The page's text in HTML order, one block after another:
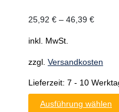
25,92 € – 46,39 €
inkl. MwSt.
zzgl. Versandkosten
Lieferzeit: 7 - 10
Ausführung wählen